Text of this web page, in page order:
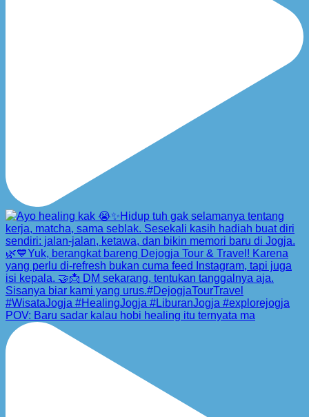
POV: Baru sadar kalau hobi healing itu ternyata ma